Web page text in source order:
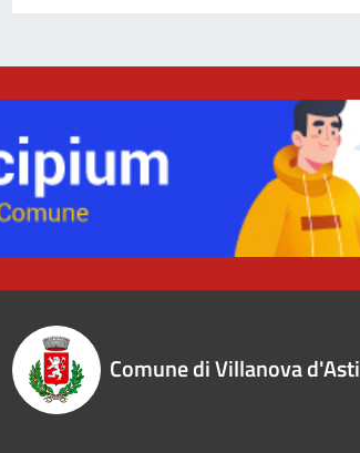
Comune di Villanova d'Asti